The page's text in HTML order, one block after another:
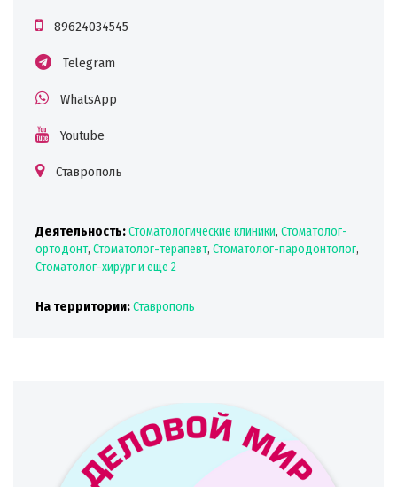
89624034545
Telegram
WhatsApp
Youtube
Ставрополь
Деятельность:Стоматологические клиники, Стоматолог-
ортодонт, Стоматолог-терапевт, Стоматолог-пародонтолог,
Стоматолог-хирурги еще 2
На территории:Ставрополь